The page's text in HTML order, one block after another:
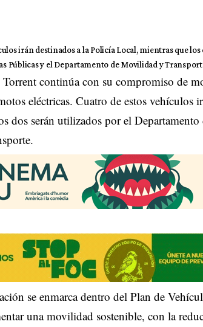
irán destinados a la Policía Local, mientras que
Públicas y el Departamento de Movilidad y
continúa con su compromiso de
eléctricas. Cuatro de estos vehículos
dos serán utilizados por el
se enmarca dentro del Plan de
una movilidad sostenible, con la